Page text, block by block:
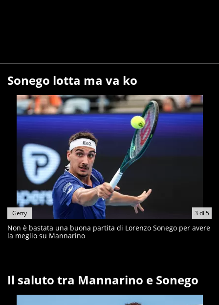
Sonego lotta ma va ko
3di 5
Getty
Non è bastata una buona partita di Lorenzo Sonego per avere
la meglio su Mannarino
Il saluto tra Mannarino e Sonego